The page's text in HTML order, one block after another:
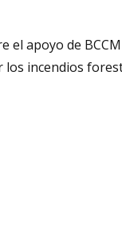
apoyo de
los incendios